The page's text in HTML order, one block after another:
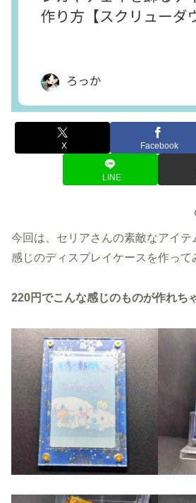
X Facebook
LINE
今回は、セリアさんの素敵なアイテ
感じのディスプレイケースを作って
220円でこんな感じのものが作れち